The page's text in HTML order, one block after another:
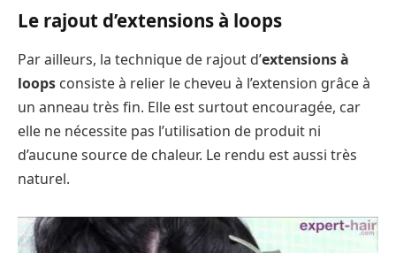
Le rajout d’extensions à loops
Par ailleurs, la technique de rajout d’extensions à
loops consiste à relier le cheveu à l’extension grâce à
un anneau très fin. Elle est surtout encouragée, car
elle ne nécessite pas l’utilisation de produit ni
d’aucune source de chaleur. Le rendu est aussi très
naturel.